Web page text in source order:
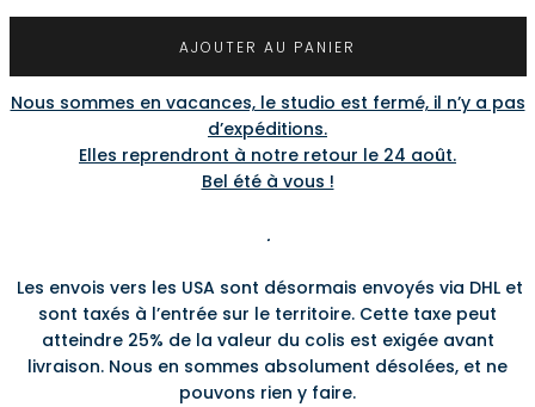
AJOUTER AU PANIER
Nous sommes en vacances, le studio est fermé, il n’y a pas
d’expéditions.
Elles reprendront à notre retour le 24 août.
Bel été à vous !
.
Les envois vers les USA sont désormais envoyés via DHL et
sont taxés à l’entrée sur le territoire. Cette taxe peut
atteindre 25% de la valeur du colis est exigée avant
livraison. Nous en sommes absolument désolées, et ne
pouvons rien y faire.